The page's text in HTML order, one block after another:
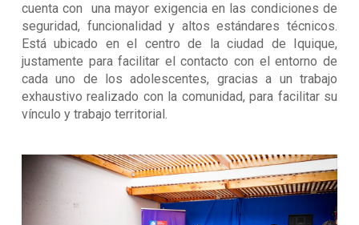
cuenta con una mayor exigencia en las condiciones de
seguridad, funcionalidad y altos estándares técnicos.
Está ubicado en el centro de la ciudad de Iquique,
justamente para facilitar el contacto con el entorno de
cada uno de los adolescentes, gracias a un trabajo
exhaustivo realizado con la comunidad, para facilitar su
vínculo y trabajo territorial.